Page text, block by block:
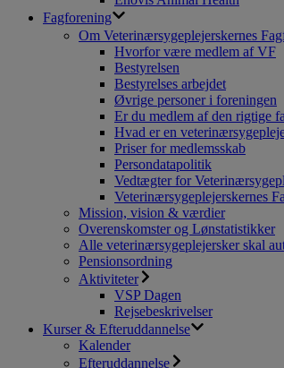
Fagforening
Om Veterinærsygeplejerskernes
Hvorfor være medlem af VF
Bestyrelsen
Bestyrelses arbejdet
Øvrige personer i foreningen
Er du medlem af den rigtige
Hvad er en
Priser for medlemsskab
Persondatapolitik
Vedtægter for
Veterinærsygeplejerskernes
Mission, vision & værdier
Overenskomster og Lønstatistikker
Alle veterinærsygeplejersker skal
Pensionsordning
Aktiviteter
VSP Dagen
Rejsebeskrivelser
Kurser & Efteruddannelse
Kalender
Efteruddannelse